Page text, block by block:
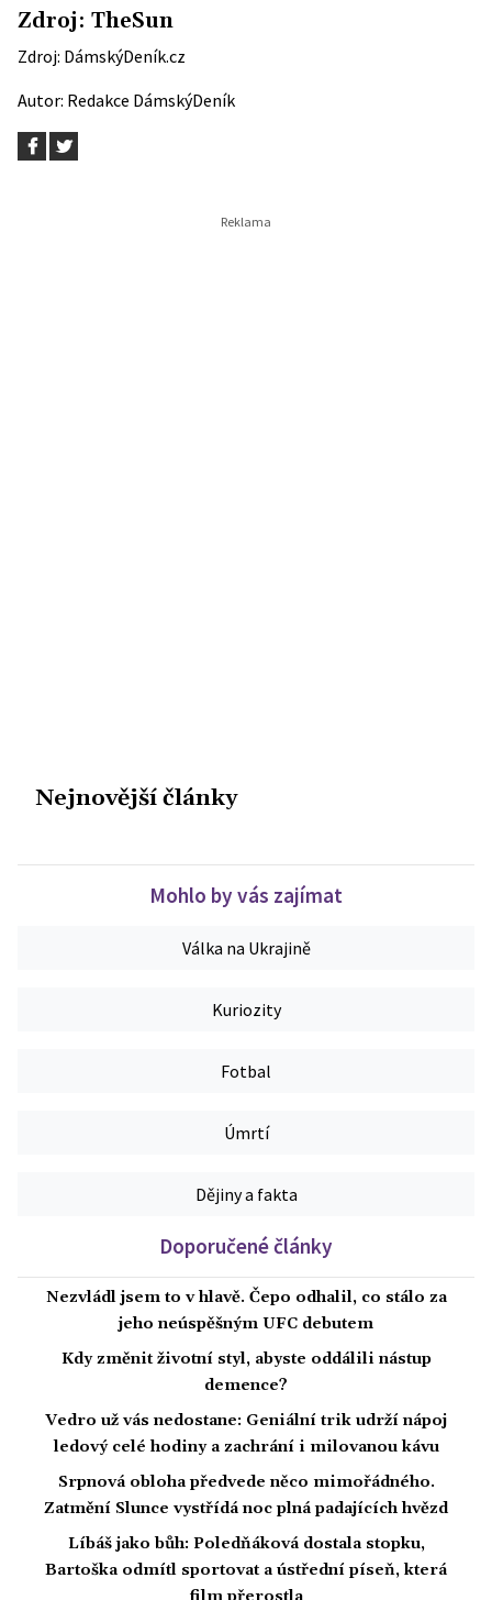
Zdroj: TheSun
Zdroj: DámskýDeník.cz
Autor: Redakce DámskýDeník
Nejnovější články
Mohlo by vás zajímat
Válka na Ukrajině
Kuriozity
Fotbal
Úmrtí
Dějiny a fakta
Doporučené články
Nezvládl jsem to v hlavě. Čepo odhalil, co stálo za
jeho neúspěšným UFC debutem
Kdy změnit životní styl, abyste oddálili nástup
demence?
Vedro už vás nedostane: Geniální trik udrží nápoj
ledový celé hodiny a zachrání i milovanou kávu
Srpnová obloha předvede něco mimořádného.
Zatmění Slunce vystřídá noc plná padajících hvězd
Líbáš jako bůh: Poledňáková dostala stopku,
Bartoška odmítl sportovat a ústřední píseň, která